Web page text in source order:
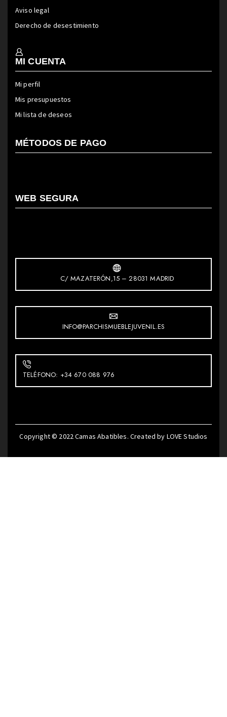
Aviso legal
Derecho de desestimiento
MI CUENTA
Mi perfil
Mis presupuestos
Mi lista de deseos
MÉTODOS DE PAGO
WEB SEGURA
C/ MAZATERÓN,15 – 28031 MADRID
INFO@PARCHISMUEBLEJUVENIL.ES
TELÉFONO: +34 670 088 976
Copyright © 2022Camas Abatibles. Created by LOVE Studios